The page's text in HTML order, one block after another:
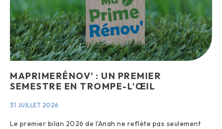
MAPRIMERÉNOV’ : UN PREMIER
SEMESTRE EN TROMPE-L’ŒIL
31 JUILLET 2026
Le premier bilan 2026 de l’Anah ne reflète pas seulement